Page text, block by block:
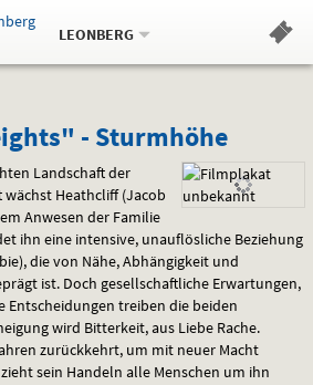
Standort:
LEONBERG.
- Sturmhöhe
Landschaft der
Heathcliff (Jacob
Anwesen der Familie
ihn eine intensive, unauflösliche Beziehung
die von Nähe, Abhängigkeit und
ist. Doch gesellschaftliche Erwartungen,
Entscheidungen treiben die beiden
wird Bitterkeit, aus Liebe Rache.
zurückkehrt, um mit neuer Macht
sein Handeln alle Menschen um ihn